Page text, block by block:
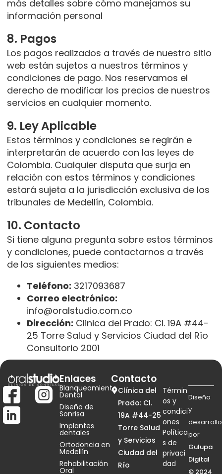
más detalles sobre cómo manejamos su
información personal
8. Pagos
Los pagos realizados a través de nuestro sitio
web están sujetos a nuestros términos y
condiciones de pago. Nos reservamos el
derecho de modificar los precios de nuestros
servicios en cualquier momento.
9. Ley Aplicable
Estos términos y condiciones se regirán e
interpretarán de acuerdo con las leyes de
Colombia. Cualquier disputa que surja en
relación con estos términos y condiciones
estará sujeta a la jurisdicción exclusiva de los
tribunales de Medellín, Colombia.
10. Contacto
Si tiene alguna pregunta sobre estos términos
y condiciones, puede contactarnos a través
de los siguientes medios:
Teléfono: 3217093687
Correo electrónico:
info@oralstudio.com.co
Dirección: Clinica del Prado: Cl. 19A #44-
25 Torre Salud y Servicios Ciudad del Río
Consultorio 2001
Enlaces
Blanqueamiento
Dental
Diseño de
Sonrisa
Implantes
dentales
Ortodoncia en
Medellín
Rehabilitación
Oral
Contacto
Clínica del
Prado: Cl.
19A #44-25
Torre Salud
y Servicios
Ciudad del
Río
Diseño
y
desarrollo
por
Gulupa
Digital
© 2024
Términ
os y
condici
ones
Política
s de
privaci
dad